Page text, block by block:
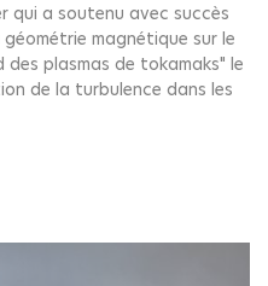
qui a soutenu avec succès
magnétique sur le
plasmas de tokamaks" le
de la turbulence dans les